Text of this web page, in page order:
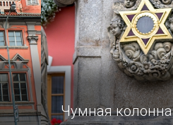
Чумная колонна